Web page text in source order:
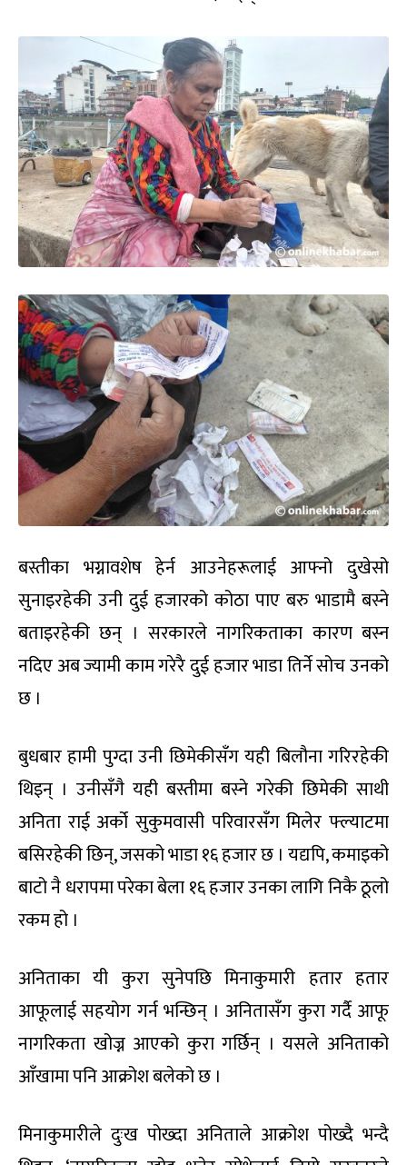
बस्तीका भग्नावशेष हेर्न आउनेहरूलाई आफ्नो दुखेसो
सुनाइरहेकी उनी दुई हजारको कोठा पाए बरु भाडामै बस्ने
बताइरहेकी छन् । सरकारले नागरिकताका कारण बस्न
नदिए अब ज्यामी काम गरेरै दुई हजार भाडा तिर्ने सोच उनको
छ ।
बुधबार हामी पुग्दा उनी छिमेकीसँग यही बिलौना गरिरहेकी
थिइन् । उनीसँगै यही बस्तीमा बस्ने गरेकी छिमेकी साथी
अनिता राई अर्को सुकुमवासी परिवारसँग मिलेर फ्ल्याटमा
बसिरहेकी छिन्, जसको भाडा १६ हजार छ । यद्यपि, कमाइको
बाटो नै धरापमा परेका बेला १६ हजार उनका लागि निकै ठूलो
रकम हो ।
अनिताका यी कुरा सुनेपछि मिनाकुमारी हतार हतार
आफूलाई सहयोग गर्न भन्छिन् । अनितासँग कुरा गर्दै आफू
नागरिकता खोज्न आएको कुरा गर्छिन् । यसले अनिताको
आँखामा पनि आक्रोश बलेको छ ।
मिनाकुमारीले दुःख पोख्दा अनिताले आक्रोश पोख्दै भन्दै